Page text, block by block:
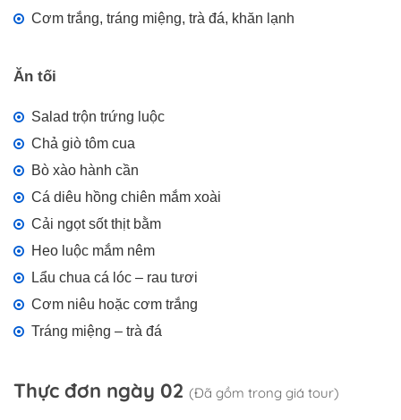
Cơm trắng, tráng miệng, trà đá, khăn lạnh
Ăn tối
Salad trộn trứng luộc
Chả giò tôm cua
Bò xào hành cần
Cá diêu hồng chiên mắm xoài
Cải ngọt sốt thịt bằm
Heo luộc mắm nêm
Lẩu chua cá lóc – rau tươi
Cơm niêu hoặc cơm trắng
Tráng miệng – trà đá
Thực đơn ngày 02 (Đã gồm trong giá tour)